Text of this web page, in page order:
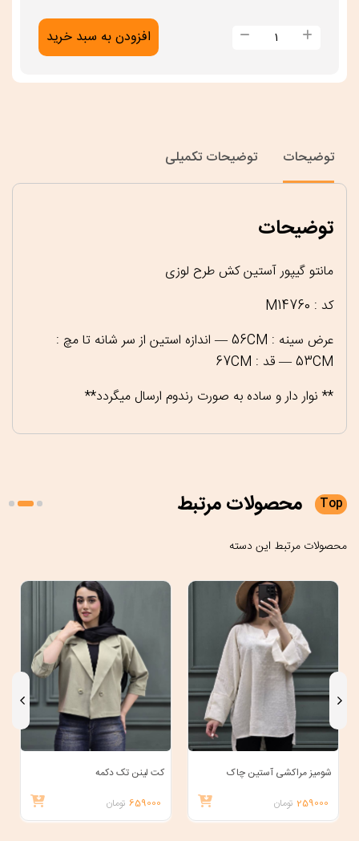
مانتو
آستین
عدد
افزودن به سبد خرید
توضیحات توضیحات تکمیلی
توضیحات
مانتو گیپور آستین کش طرح لوزی
کد : M14760
عرض سینه : 56CM — اندازه استین از سر شانه تا مچ :
53CM — قد : 67CM
** نوار دار و ساده به صورت رندوم ارسال میگردد**
Top محصولاتمرتبط
محصولات مرتبط این دسته
شومیز مراکشی آستین چاک
259000 تومان
کت لینن تک دکمه
659000 تومان